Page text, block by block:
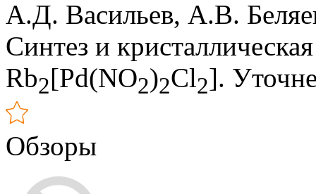
А.Д. Васильев, А.В.
Синтез и
Rb2[Pd(NO2)2Cl2].
Обзоры